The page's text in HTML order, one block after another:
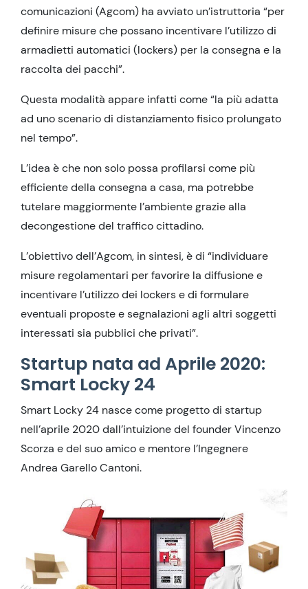
comunicazioni (Agcom) ha avviato un’istruttoria “per
definire misure che possano incentivare l’utilizzo di
armadietti automatici (lockers) per la consegna e la
raccolta dei pacchi”.
Questa modalità appare infatti come “la più adatta
ad uno scenario di distanziamento fisico prolungato
nel tempo”.
L’idea è che non solo possa profilarsi come più
efficiente della consegna a casa, ma potrebbe
tutelare maggiormente l’ambiente grazie alla
decongestione del traffico cittadino.
L’obiettivo dell’Agcom, in sintesi, è di “individuare
misure regolamentari per favorire la diffusione e
incentivare l’utilizzo dei lockers e di formulare
eventuali proposte e segnalazioni agli altri soggetti
interessati sia pubblici che privati”.
Startup nata ad Aprile 2020:
Smart Locky 24
Smart Locky 24 nasce come progetto di startup
nell’aprile 2020 dall’intuizione del founder Vincenzo
Scorza e del suo amico e mentore l’Ingegnere
Andrea Garello Cantoni.